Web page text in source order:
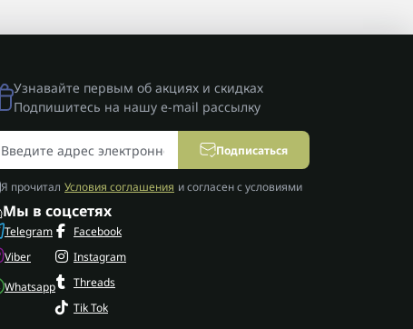
Мы в соцсетях
Telegram
Viber
Whatsapp
Facebook
Instagram
Threads
Tik Tok
Узнавайте первым об акциях и скидках
Подпишитесь на нашу e-mail рассылку
Подписаться
Я прочитал Условия соглашения и согласен с условиями